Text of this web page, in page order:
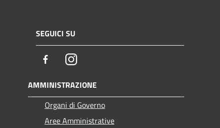
SEGUICI SU
FacebookInstagram
AMMINISTRAZIONE
Organi di Governo
Aree Amministrative